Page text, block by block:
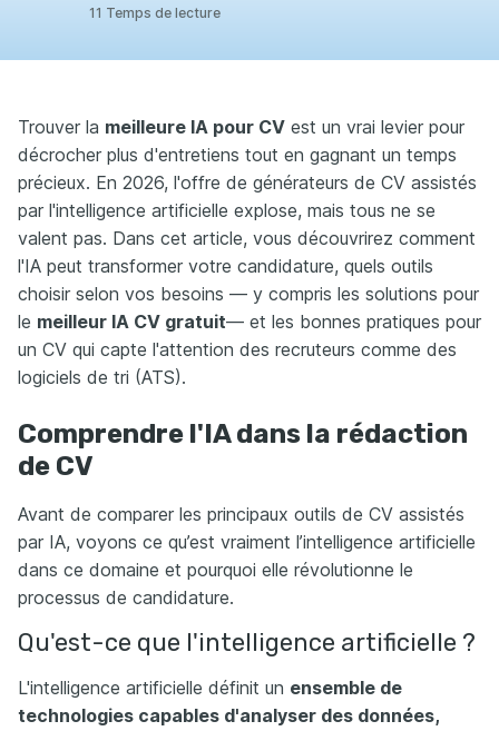
11 Temps de lecture
Trouver la meilleure IA pour CV est un vrai levier pour
décrocher plus d'entretiens tout en gagnant un temps
précieux. En 2026, l'offre de générateurs de CV assistés
par l'intelligence artificielle explose, mais tous ne se
valent pas. Dans cet article, vous découvrirez comment
l'IA peut transformer votre candidature, quels outils
choisir selon vos besoins — y compris les solutions pour
le meilleur IA CV gratuit— et les bonnes pratiques pour
un CV qui capte l'attention des recruteurs comme des
logiciels de tri (ATS).​
Comprendre l'IA dans la rédaction
de CV
Avant de comparer les principaux outils de CV assistés
par IA, voyons ce qu’est vraiment l’intelligence artificielle
dans ce domaine et pourquoi elle révolutionne le
processus de candidature.
Qu'est-ce que l'intelligence artificielle ?
L'intelligence artificielle définit un ensemble de
technologies capables d'analyser des données,